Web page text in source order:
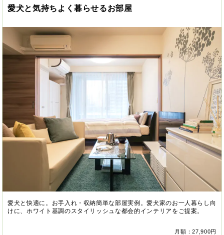
愛犬と気持ちよく暮らせるお部屋
愛犬と快適に。お手入れ・収納簡単な部屋実例。愛犬家のお一人暮らし向
けに、ホワイト基調のスタイリッシュな都会的インテリアをご提案。
月額：27,900円